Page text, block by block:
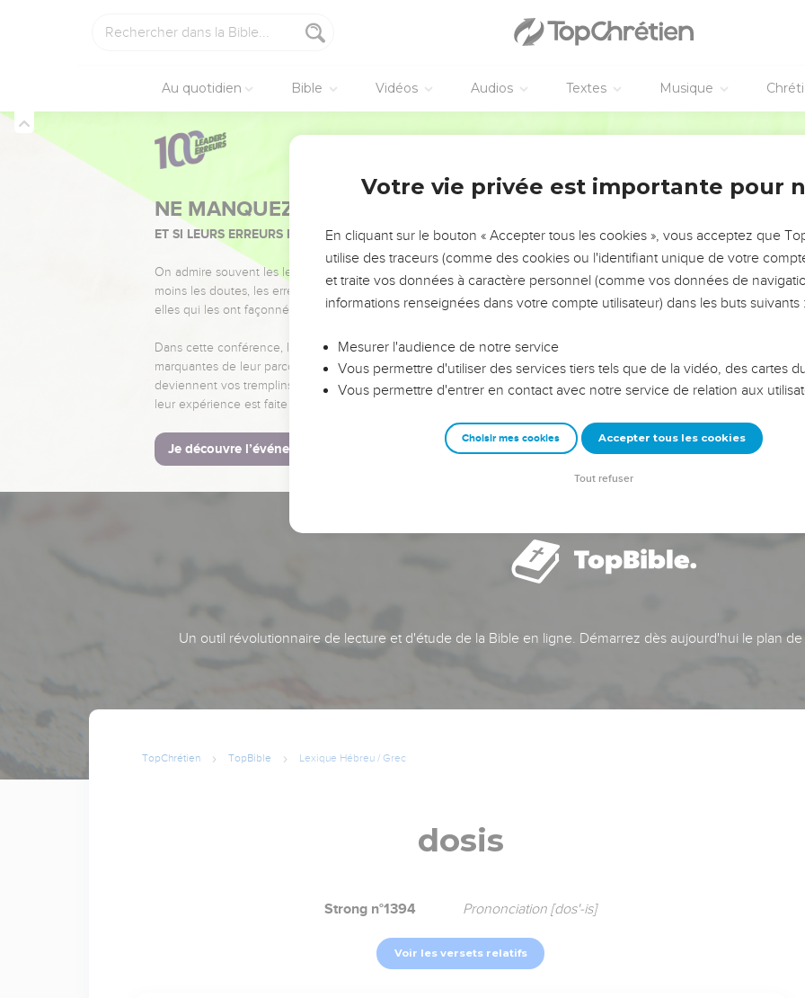
Au quotidien Bible Vidéos Audios Textes Musique
NE MANQUEZ PAS L’ÉVÉNEMENT DE L’ANNÉE !
ET SI LEURS ERREURS POUVAIENT VOUS ÉVITER LES VOTRES ?
On admire souvent les leaders pour leurs réussites, leur impact, leur foi ou leur vision. Mais on voit
moins les doutes, les erreurs et les saisons difficiles qu'ils ont traversés, alors même que ce sont
elles qui les ont façonnés.
Dans cette conférence, leaders, entrepreneurs, et responsables reviennent sur les erreurs
marquantes de leur parcours et les clés pour avancer avec plus de sagesse afin que leurs erreurs
deviennent vos tremplins. Que vous guidiez un ministère, une équipe, un groupe ou une famille,
leur expérience est faite pour vous.
Je découvre l’événement
Un outil révolutionnaire de lecture et d'étude de la Bible en ligne. Démarrez dès aujourd'hui le plan
TopChrétien TopBible Lexique Hébreu / Grec
dosis
Strong n°1394 Prononciation [dos'-is]
Voir les versets relatifs
Votre vie privée est importante pour
En cliquant sur le bouton « Accepter tous les cookies », vous acceptez que
utilise des traceurs (comme des cookies ou l'identifiant unique de votre
et traite vos données à caractère personnel (comme vos données de
informations renseignées dans votre compte utilisateur) dans les buts suivants :
Mesurer l'audience de notre service
Vous permettre d'utiliser des services tiers tels que de la vidéo, des cartes
Vous permettre d'entrer en contact avec notre service de relation aux
Choisir mes cookies Accepter tous les cookies
Tout refuser